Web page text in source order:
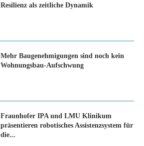
Resilienz als zeitliche Dynamik
Mehr Baugenehmigungen sind noch kein
Wohnungsbau-Aufschwung
Fraunhofer IPA und LMU Klinikum
präsentieren robotisches Assistenzsystem für
die...